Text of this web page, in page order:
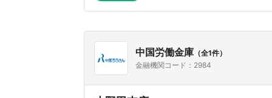
中国労働金庫 （全1件）
金融機関コード：2984